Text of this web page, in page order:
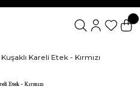
Kuşaklı Kareli Etek - Kırmızı